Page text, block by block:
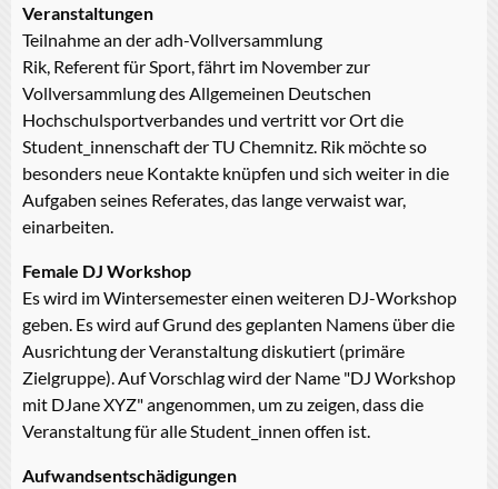
Veranstaltungen
Teilnahme an der adh-Vollversammlung
Rik, Referent für Sport, fährt im November zur
Vollversammlung des Allgemeinen Deutschen
Hochschulsportverbandes und vertritt vor Ort die
Student_innenschaft der TU Chemnitz. Rik möchte so
besonders neue Kontakte knüpfen und sich weiter in die
Aufgaben seines Referates, das lange verwaist war,
einarbeiten.
Female DJ Workshop
Es wird im Wintersemester einen weiteren DJ-Workshop
geben. Es wird auf Grund des geplanten Namens über die
Ausrichtung der Veranstaltung diskutiert (primäre
Zielgruppe). Auf Vorschlag wird der Name "DJ Workshop
mit DJane XYZ" angenommen, um zu zeigen, dass die
Veranstaltung für alle Student_innen offen ist.
Aufwandsentschädigungen